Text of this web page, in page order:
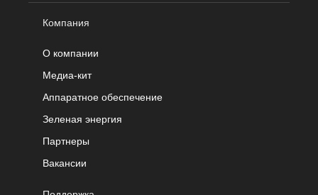
Компания
О компании
Медиа-кит
Аппаратное обеспечение
Зеленая энергия
Партнеры
Вакансии